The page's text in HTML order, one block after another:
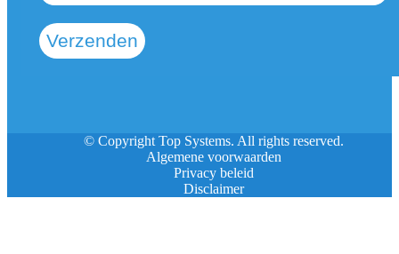
Verzenden
© Copyright Top Systems. All rights reserved.
Algemene voorwaarden
Privacy beleid
Disclaimer